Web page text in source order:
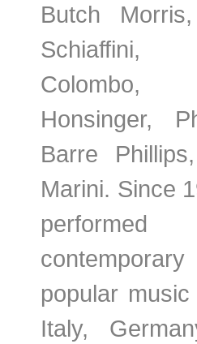
Butch
Schiaffini,
Honsinger,
Barre
Marini. Since
popular
Italy,